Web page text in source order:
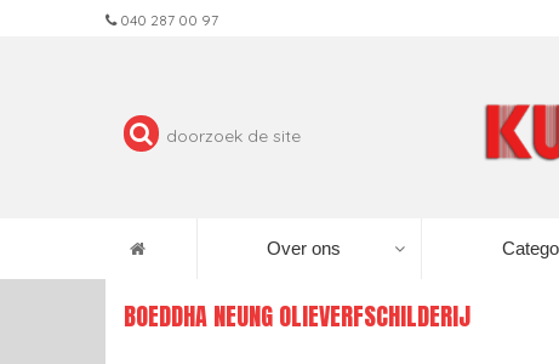
040 287 00 97
Over ons
BOEDDHA NEUNG OLIEVERFSCHILDERIJ